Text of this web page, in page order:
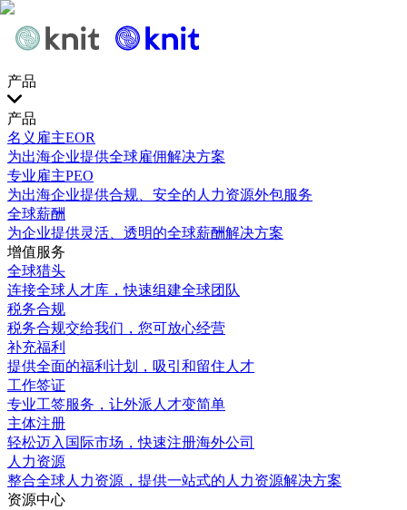
产品
产品
名义雇主EOR
为出海企业提供全球雇佣解决方案
专业雇主PEO
为出海企业提供合规、安全的人力资源外包服务
全球薪酬
为企业提供灵活、透明的全球薪酬解决方案
增值服务
全球猎头
连接全球人才库，快速组建全球团队
税务合规
税务合规交给我们，您可放心经营
补充福利
提供全面的福利计划，吸引和留住人才
工作签证
专业工签服务，让外派人才变简单
主体注册
轻松迈入国际市场，快速注册海外公司
人力资源
整合全球人力资源，提供一站式的人力资源解决方案
资源中心